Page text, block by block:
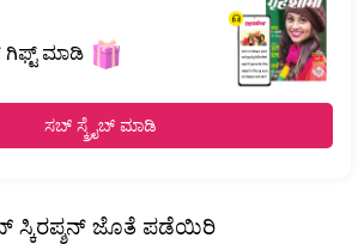
ಗಿಫ್ಟ್ ಮಾಡಿ
ಸಬ್ ಸ್ಕ್ರೈಬ್ ಮಾಡಿ
ಸ್ಕಿರಪ್ಶನ್ ಜೊತೆ ಪಡೆಯಿರಿ